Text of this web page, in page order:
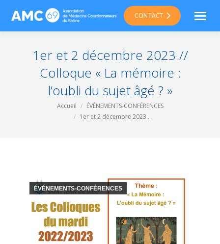
CONTACT
1er et 2 décembre 2023 //
Colloque « La mémoire :
l’oubli du sujet âgé ? »
Vous êtes ici :
Accueil
ÉVÉNEMENTS-CONFÉRENCES
1er et 2 décembre 2023…
ÉVÉNEMENTS-CONFÉRENCES